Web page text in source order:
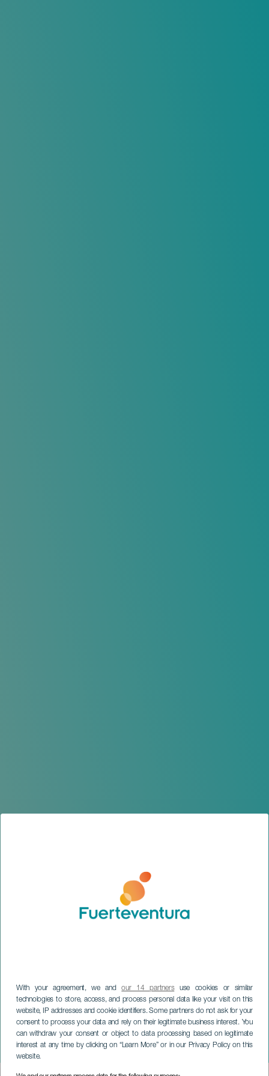
With your agreement, we andour 14 partnersuse cookies or similar
technologies to store, access, and process personal data like your visit on this
website, IP addresses and cookie identifiers. Some partners do not ask for your
consent to process your data and rely on their legitimate business interest. You
can withdraw your consent or object to data processing based on legitimate
interest at any time by clicking on “Learn More” or in our Privacy Policy on this
website.Panza de burro
FUERTEVENTURA